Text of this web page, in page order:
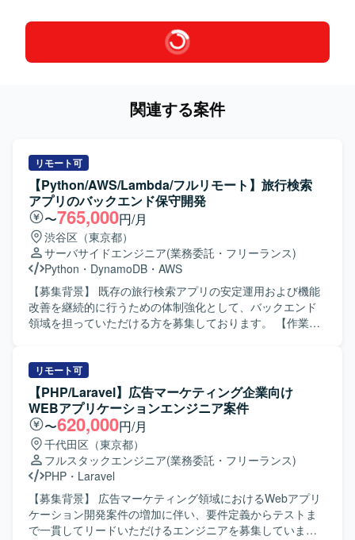
関連する案件
リモート可
【Python/AWS/Lambda/フルリモート】旅行検索
アプリのバックエンド保守開発
〜765,000円/月
渋谷区（東京都）
サーバサイドエンジニア(業務委託・フリーランス)
Python ・ DynamoDB ・ AWS
【募集背景】 既存の旅行検索アプリの安定運用および機能
改善を継続的に行うための体制強化として、バックエンド
領域を担っていただける方を募集しております。 【作業内
加し、要件や仕様の確認を行いながら、AWS Lambdaや
Pythonを用いて機能追加や修正を実施していただきます。
また、仕様調整の打ち合わせに参加し、要件を踏まえた設
計や実装方針の検討にも関わっていただきます。 【求める
人物像】 クライアントとのコミュニケーションを取りなが
ら主体的に開発を進められる方を求めております。要件や
仕様を正確に理解し、自ら課題を抽出して改善提案ができ
る方、チーム開発において協調性を持って取り組める方に
ご活躍いただける環境です。 【ポジションの魅力】 既存サ
ービスの保守開発を通じて、AWSを中心としたクラウドネ
イティブなバックエンド開発経験を積むことができます。
リモート可
【PHP/Laravel】広告マーケティング企業向け
WEBアプリケーションエンジニア案件
〜620,000円/月
千代田区（東京都）
フルスタックエンジニア(業務委託・フリーランス)
PHP ・ Laravel
【募集背景】 広告マーケティング領域におけるWebアプリ
ケーション開発案件の増加に伴い、要件定義からテストま
で一貫してリードいただけるエンジニアを募集していま